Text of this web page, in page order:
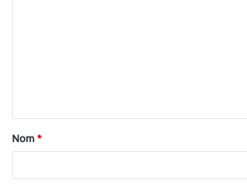
t
a
Nom *